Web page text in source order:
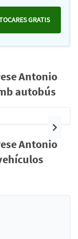
GRATIS
Antonio
autobús
Antonio